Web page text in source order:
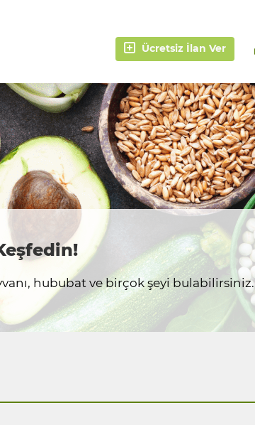
Ücretsiz İlan Ver
hububat ve birçok şeyi bulabilirsiniz.